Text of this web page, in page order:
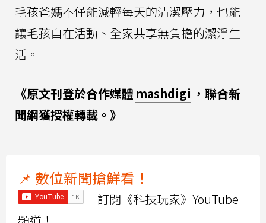
毛孩爸媽不僅能減輕每天的清潔壓力，也能
讓毛孩自在活動、全家共享無負擔的潔淨生
活。
《原文刊登於合作媒體 mashdigi ，聯合新
聞網獲授權轉載。》
📌 數位新聞搶鮮看！
訂閱《科技玩家》YouTube